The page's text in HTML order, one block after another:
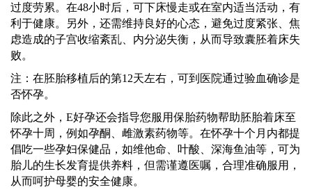
过度劳累。在48小时后，可下床慢走或在室内适当活动，有
利于健康。另外，还需维持良好的心态，避免过度紧张、焦
虑造成的子宫收缩紊乱、内分泌失衡，从而导致囊胚着床失
败。
注：在胚胎移植后的第12天左右，可到医院通过验血确诊是
否怀孕。
除此之外， E好孕还会指导您服用保胎药物帮助胚胎着床至
怀孕十周，例如孕酮、雌激素药物等。在怀孕十个月内都提
倡吃一些孕妇保健品，如维他命、叶酸、深海鱼油等，可为
胎儿的生长发育提供养料，但需谨遵医嘱，合理准确服用，
从而呵护母婴的安全健康。